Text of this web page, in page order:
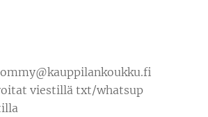
viestillä txt/whatsup